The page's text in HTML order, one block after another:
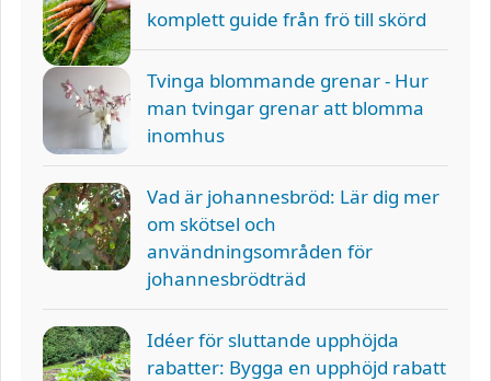
komplett guide från frö till skörd
Tvinga blommande grenar - Hur
man tvingar grenar att blomma
inomhus
Vad är johannesbröd: Lär dig mer
om skötsel och
användningsområden för
johannesbrödträd
Idéer för sluttande upphöjda
rabatter: Bygga en upphöjd rabatt